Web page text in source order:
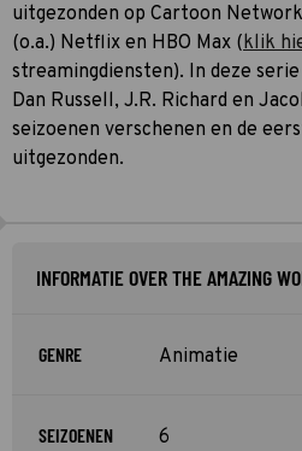
uitgezonden op Cartoon
(o.a.) Netflix en HBO Max (klik
streamingdiensten). In deze
Dan Russell, J.R. Richard en
seizoenen verschenen en de
uitgezonden.
INFORMATIE OVER THE AMAZING
GENRE Animatie
SEIZOENEN 6